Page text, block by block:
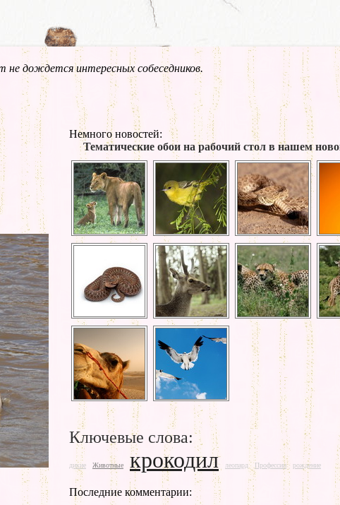
дождется интересных собеседников.
Немного новостей:
Тематические обои на рабочий стол в нашем
Ключевые слова:
дикие Животные крокодил леопард Профессии рождение
Последние комментарии: